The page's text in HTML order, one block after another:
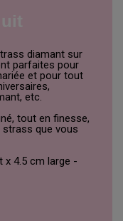
diamant sur
parfaites pour
et pour tout
etc.
tout en finesse,
que vous
x 4.5 cm large -